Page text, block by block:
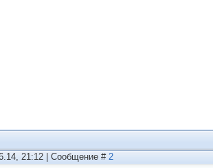
21:12 | Сообщение # 2